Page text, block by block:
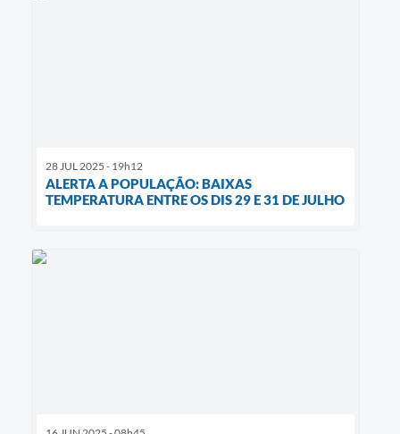
28 JUL 2025 - 19h12
ALERTA A POPULAÇÃO: BAIXAS
TEMPERATURA ENTRE OS DIS 29 E 31 DE JULHO